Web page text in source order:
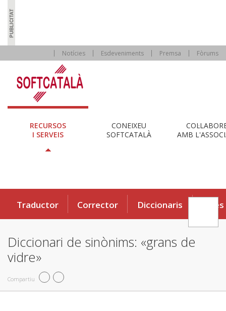
Notícies Esdeveniments Premsa Fòrums
RECURSOS
I SERVEIS
CONEIXEU
SOFTCATALÀ
AMB
Traductor Corrector Diccionaris Eines
Diccionari de sinònims: «grans de
vidre»
Compartiu